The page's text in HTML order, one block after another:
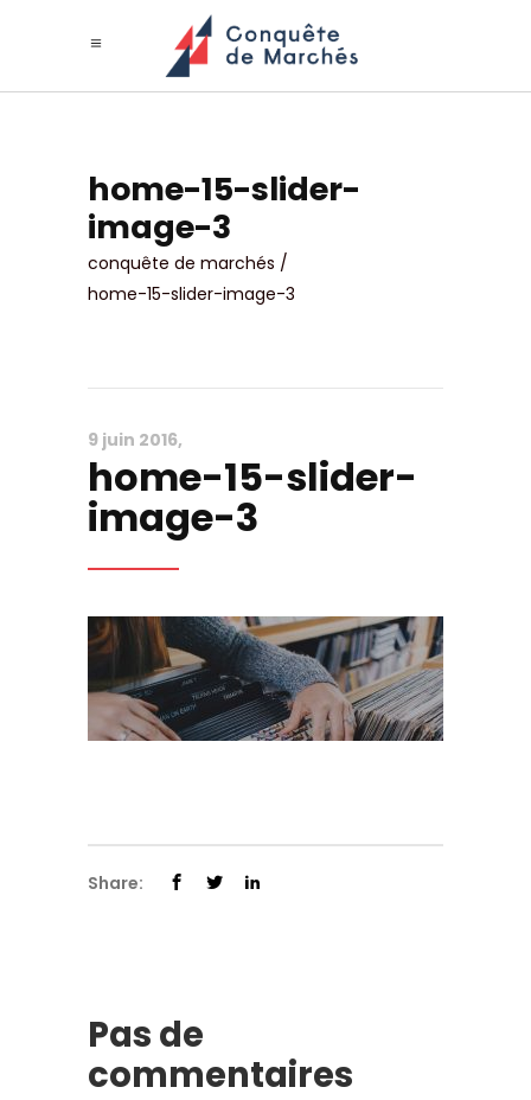
home-15-slider-
image-3
conquête de marchés /
home-15-slider-image-3
9 juin 2016
home-15-slider-
image-3
Share:
Pas de
commentaires